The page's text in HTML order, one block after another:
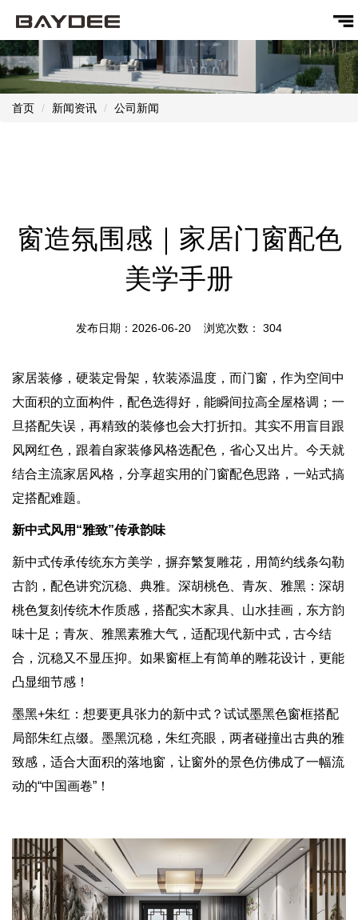
首页 新闻资讯 公司新闻
窗造氛围感｜家居门窗配色
美学手册
发布日期：2026-06-20 浏览次数： 304
家居装修，硬装定骨架，软装添温度，而门窗，作为空间中
大面积的立面构件，配色选得好，能瞬间拉高全屋格调；一
旦搭配失误，再精致的装修也会大打折扣。其实不用盲目跟
风网红色，跟着自家装修风格选配色，省心又出片。今天就
结合主流家居风格，分享超实用的门窗配色思路，一站式搞
定搭配难题。
新中式风用“雅致”传承韵味
新中式传承传统东方美学，摒弃繁复雕花，用简约线条勾勒
古韵，配色讲究沉稳、典雅。深胡桃色、青灰、雅黑：深胡
桃色复刻传统木作质感，搭配实木家具、山水挂画，东方韵
味十足；青灰、雅黑素雅大气，适配现代新中式，古今结
合，沉稳又不显压抑。如果窗框上有简单的雕花设计，更能
凸显细节感！
墨黑+朱红：想要更具张力的新中式？试试墨黑色窗框搭配
局部朱红点缀。墨黑沉稳，朱红亮眼，两者碰撞出古典的雅
致感，适合大面积的落地窗，让窗外的景色仿佛成了一幅流
动的“中国画卷”！